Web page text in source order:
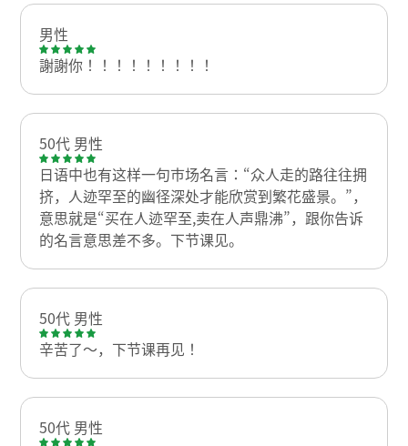
男性
謝謝你！！！！！！！！！
50代 男性
日语中也有这样一句市场名言：“众人走的路往往拥
挤，人迹罕至的幽径深处才能欣赏到繁花盛景。”，
意思就是“买在人迹罕至,卖在人声鼎沸”，跟你告诉
的名言意思差不多。下节课见。
50代 男性
辛苦了～，下节课再见！
50代 男性